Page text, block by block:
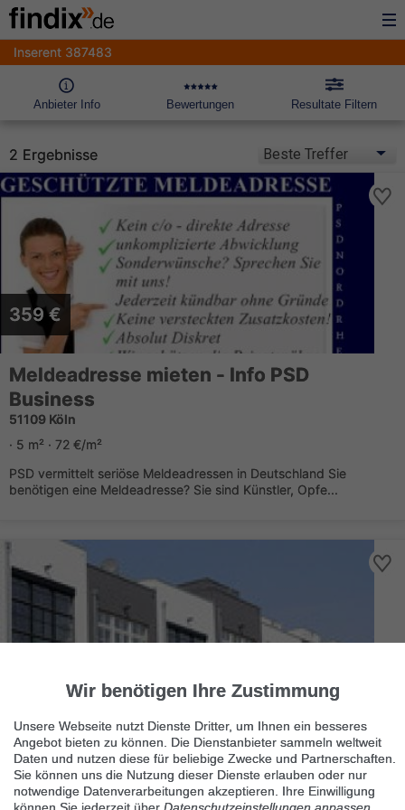
Inserent 387483
Anbieter Info Bewertungen Resultate Filtern
2 Ergebnisse
359 €
Meldeadresse mieten - Info PSD
Business
51109 Köln
· 5 m² · 72 €/m²
PSD vermittelt seriöse Meldeadressen in Deutschland Sie
benötigen eine Meldeadresse? Sie sind Künstler, Opfe...
Geschützte Meldeadresse mieten -
Domizilservice
51105 Köln
Wir benötigen Ihre Zustimmung
Unsere Webseite nutzt Dienste Dritter, um Ihnen ein besseres
Angebot bieten zu können. Die Dienstanbieter sammeln weltweit
Daten und nutzen diese für beliebige Zwecke und Partnerschaften.
Sie können uns die Nutzung dieser Dienste erlauben oder nur
notwendige Datenverarbeitungen akzeptieren. Ihre Einwilligung